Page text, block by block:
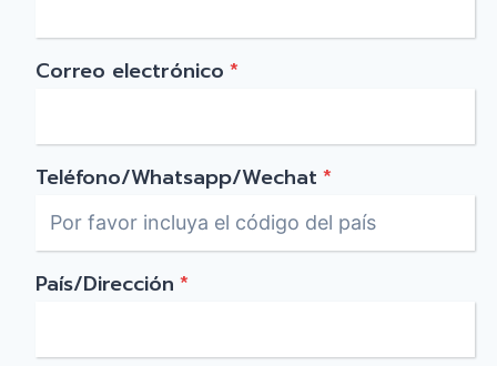
Correo electrónico *
Teléfono/Whatsapp/Wechat *
País/Dirección *